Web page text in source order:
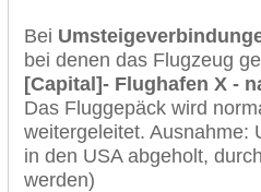
Bei
bei denen das Flugzeug
[Capital]- Flughafen X -
Das Fluggepäck wird
weitergeleitet. Ausnahme:
in den USA abgeholt,
werden)